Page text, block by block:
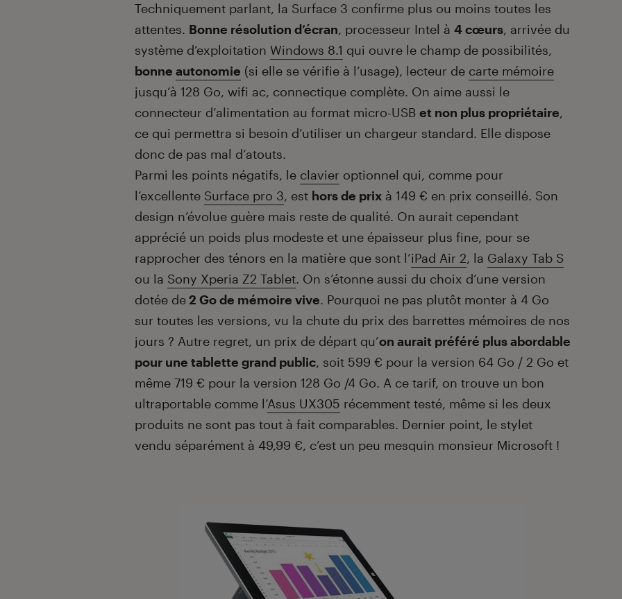
Techniquement parlant, la Surface 3 confirme plus ou moins toutes les
attentes. Bonne résolution d’écran, processeur Intel à 4 cœurs, arrivée du
système d’exploitation Windows 8.1 qui ouvre le champ de possibilités,
bonne autonomie (si elle se vérifie à l’usage), lecteur de carte mémoire
jusqu’à 128 Go, wifi ac, connectique complète. On aime aussi le
connecteur d’alimentation au format micro-USB et non plus propriétaire,
ce qui permettra si besoin d’utiliser un chargeur standard. Elle dispose
donc de pas mal d’atouts.
Parmi les points négatifs, le clavier optionnel qui, comme pour
l’excellente Surface pro 3, est hors de prix à 149 € en prix conseillé. Son
design n’évolue guère mais reste de qualité. On aurait cependant
apprécié un poids plus modeste et une épaisseur plus fine, pour se
rapprocher des ténors en la matière que sont l’iPad Air 2, la Galaxy Tab S
ou la Sony Xperia Z2 Tablet. On s’étonne aussi du choix d’une version
dotée de2 Go de mémoire vive. Pourquoi ne pas plutôt monter à 4 Go
sur toutes les versions, vu la chute du prix des barrettes mémoires de nos
jours ? Autre regret, un prix de départ qu’on aurait préféré plus abordable
pour une tablette grand public, soit 599 € pour la version 64 Go / 2 Go et
même 719 € pour la version 128 Go /4 Go. A ce tarif, on trouve un bon
ultraportable comme l’Asus UX305 récemment testé, même si les deux
produits ne sont pas tout à fait comparables. Dernier point, le stylet
vendu séparément à 49,99 €, c’est un peu mesquin monsieur Microsoft !